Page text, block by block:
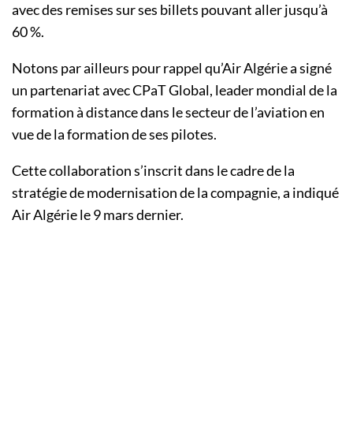
avec des remises sur ses billets pouvant aller jusqu’à
60 %.
Notons par ailleurs pour rappel qu’Air Algérie a signé
un partenariat avec CPaT Global, leader mondial de la
formation à distance dans le secteur de l’aviation en
vue de la formation de ses pilotes.
Cette collaboration s’inscrit dans le cadre de la
stratégie de modernisation de la compagnie, a indiqué
Air Algérie le 9 mars dernier.